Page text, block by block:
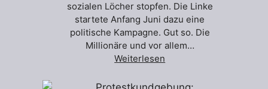
sozialen Löcher stopfen. Die Linke
startete Anfang Juni dazu eine
politische Kampagne. Gut so. Die
Millionäre und vor allem…
Weiterlesen